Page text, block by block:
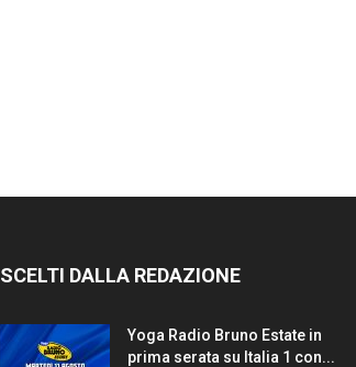
SCELTI DALLA REDAZIONE
Yoga Radio Bruno Estate in
prima serata su Italia 1 con...